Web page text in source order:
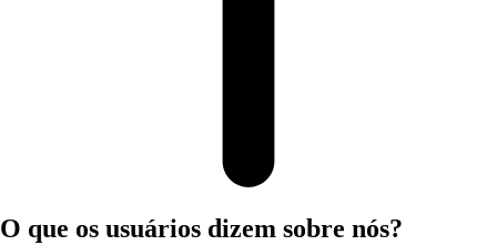
O que os usuários dizem sobre nós?